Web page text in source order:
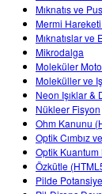
Mıknatıs ve
Mermi
Mıknatıslar ve
Mikrodalga
Moleküler
Moleküller ve
Neon Işıklar &
Nükleer Fisyon
Ohm Kanunu
Optik Cımbız
Optik Kuantum
Özkütle
Pilde